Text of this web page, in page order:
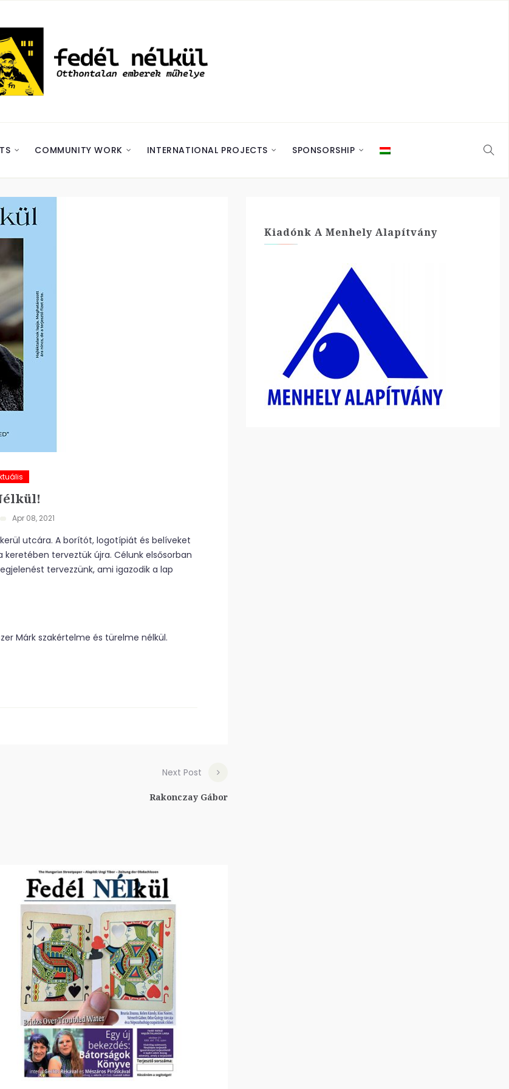
COMMUNITY WORK INTERNATIONAL PROJECTS SPONSORSHIP
Apr 08, 2021
utcára. A borítót, logotípiát és belíveket
terveztük újra. Célunk elsősorban
tervezzünk, ami igazodik a lap
Márk szakértelme és türelme nélkül.
Next Post
Rakonczay Gábor
Kiadónk A Menhely Alapítvány